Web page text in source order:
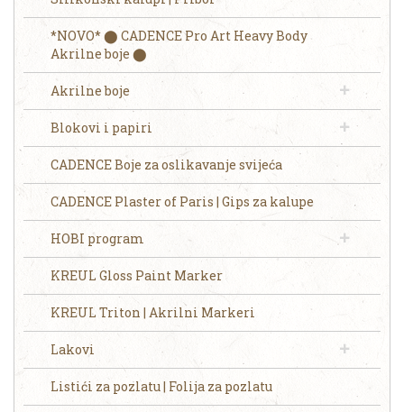
*NOVO* ⬤ CADENCE Pro Art Heavy Body
Akrilne boje ⬤
Akrilne boje
Blokovi i papiri
CADENCE Boje za oslikavanje svijeća
CADENCE Plaster of Paris | Gips za kalupe
HOBI program
KREUL Gloss Paint Marker
KREUL Triton | Akrilni Markeri
Lakovi
Listići za pozlatu | Folija za pozlatu